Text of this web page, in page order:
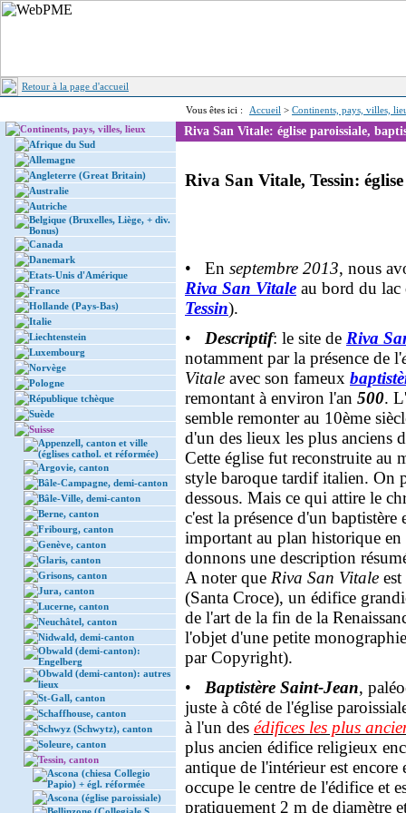
Retour à la page d'accueil
Vous êtes ici : Accueil > Continents, pays, villes,
Continents, pays, villes, lieux
Afrique du Sud
Allemagne
Angleterre (Great Britain)
Australie
Autriche
Belgique (Bruxelles, Liège, + div.
Bonus)
Canada
Danemark
Etats-Unis d'Amérique
France
Hollande (Pays-Bas)
Italie
Liechtenstein
Luxembourg
Norvège
Pologne
République tchèque
Suède
Suisse
Appenzell, canton et ville
(églises cathol. et réformée)
Argovie, canton
Bâle-Campagne, demi-canton
Bâle-Ville, demi-canton
Berne, canton
Fribourg, canton
Genève, canton
Glaris, canton
Grisons, canton
Jura, canton
Lucerne, canton
Neuchâtel, canton
Nidwald, demi-canton
Obwald (demi-canton):
Engelberg
Obwald (demi-canton): autres
lieux
St-Gall, canton
Schaffhouse, canton
Schwyz (Schwytz), canton
Soleure, canton
Tessin, canton
Ascona (chiesa Collegio
Papio) + égl. réformée
Ascona (église paroissiale)
Riva San Vitale: église paroissiale,
Riva San Vitale, Tessin:
• En septembre 2013, nous
Riva San Vitale au bord du
Tessin).
• Descriptif: le site de Riva
notamment par la présence de l'
Vitale avec son fameux
remontant à environ l'an 500.
semble remonter au 10ème
d'un des lieux les plus anciens
Cette église fut reconstruite au
style baroque tardif italien. On
dessous. Mais ce qui attire le
c'est la présence d'un
important au plan historique
donnons une description
A noter que Riva San Vitale
(Santa Croce), un édifice
de l'art de la fin de la
l'objet d'une petite
par Copyright).
• Baptistère Saint-Jean,
juste à côté de l'église
à l'un des édifices les plus
plus ancien édifice religieux
antique de l'intérieur est
occupe le centre de l'édifice et
pratiquement 2 m de diamètre